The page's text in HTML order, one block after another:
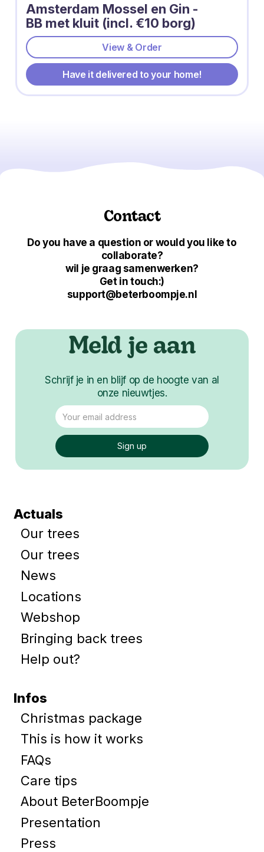
Amsterdam Mossel en Gin -
BB met kluit (incl. €10 borg)
View & Order
Have it delivered to your home!
Contact
Do you have a question or would you like to
collaborate?
wil je graag samenwerken?
Get in touch:)
support@beterboompje.nl
Meld je aan
Schrijf je in en blijf op de hoogte van al
onze nieuwtjes.
Actuals
Our trees
Our trees
News
Locations
Webshop
Bringing back trees
Help out?
Infos
Christmas package
This is how it works
FAQs
Care tips
About BeterBoompje
Presentation
Press